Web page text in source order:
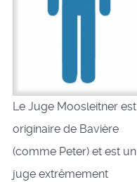
Le Juge Moosleitner est
originaire de Bavière
(comme Peter) et est un
juge extrêmement